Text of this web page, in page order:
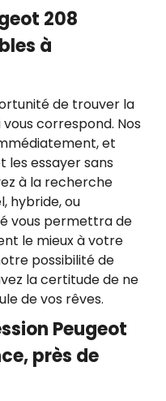
208
à
de trouver la
correspond. Nos
et
les essayer sans
à la recherche
hybride, ou
vous permettra de
le mieux à votre
possibilité de
la certitude de ne
de vos rêves.
Peugeot
près de